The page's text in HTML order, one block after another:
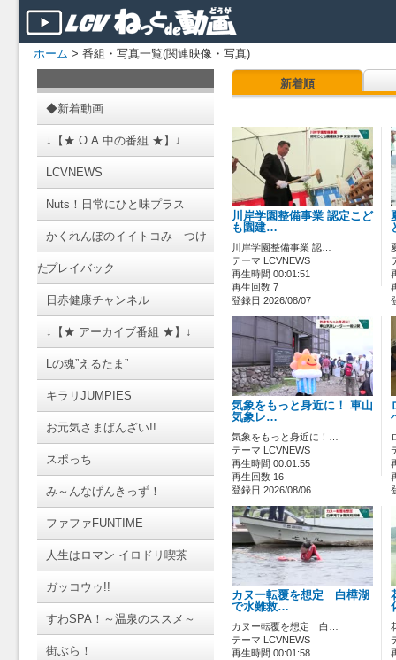
ホーム > 番組・写真一覧(関連映像・写真)
◆新着動画
↓【★ O.A.中の番組 ★】↓
LCVNEWS
Nuts！日常にひと味プラス
かくれんぼのイイトコみ―つけ
たプレイバック
日赤健康チャンネル
↓【★ アーカイブ番組 ★】↓
Lの魂”えるたま”
キラリJUMPIES
お元気さまばんざい!!
スポっち
み～んなげんきっず！
ファファFUNTIME
人生はロマン イロドリ喫茶
ガッコウゥ!!
すわSPA！～温泉のススメ～
街ぶら！
新着順
川岸学園整備事業 認定こど
も園建…
川岸学園整備事業 認…
テーマ LCVNEWS
再生時間 00:01:51
再生回数 7
登録日 2026/08/07
気象をもっと身近に！ 車山
気象レ…
気象をもっと身近に！…
テーマ LCVNEWS
再生時間 00:01:55
再生回数 16
登録日 2026/08/06
カヌー転覆を想定 白樺湖
で水難救…
カヌー転覆を想定 白…
テーマ LCVNEWS
再生時間 00:01:58